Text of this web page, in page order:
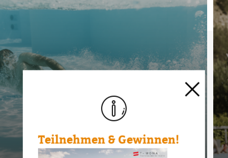
Teilnehmen & Gewinnen!